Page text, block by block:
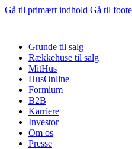
Gå til primært indhold Gå til
Grunde til salg
Rækkehuse til salg
MitHus
HusOnline
Formium
B2B
Karriere
Investor
Om os
Presse